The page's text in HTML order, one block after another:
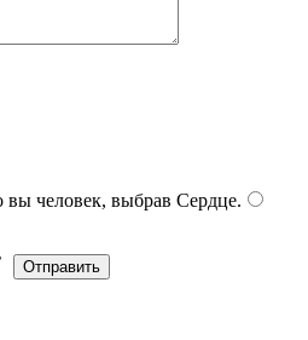
вы человек, выбрав Сердце.